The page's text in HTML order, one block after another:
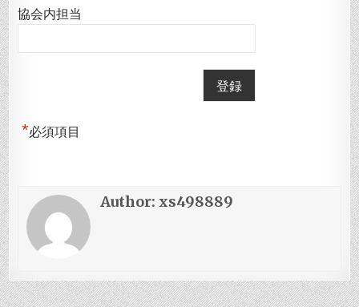
協会内担当
*必須項目
Author: xs498889